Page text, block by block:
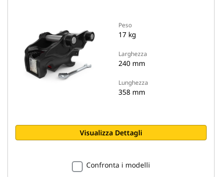
Peso
17 kg
Larghezza
240 mm
Lunghezza
358 mm
Visualizza Dettagli
Confronta i modelli